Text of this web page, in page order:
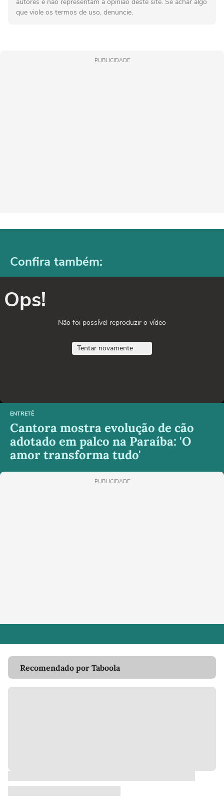
que viole os termos de uso, denuncie.
PUBLICIDADE
Confira também:
Ops!
Não foi possível reproduzir o vídeo
Tentar novamente
ENTRETÊ
Cantora mostra evolução de cão
adotado em palco na Paraíba: 'O
amor transforma tudo'
PUBLICIDADE
Recomendado por Taboola